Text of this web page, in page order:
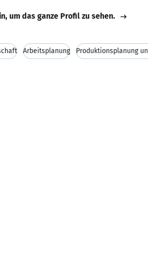
um das ganze Profil zu sehen.
Arbeitsplanung Produktionsplanung